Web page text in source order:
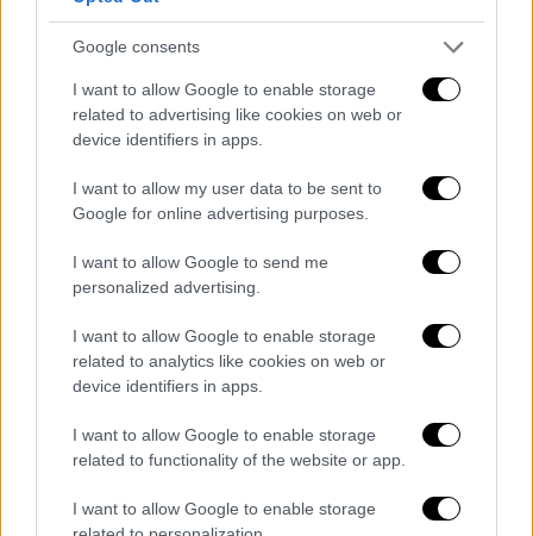
Google consents
I want to allow Google to enable storage
related to advertising like cookies on web or
device identifiers in apps.
I want to allow my user data to be sent to
Google for online advertising purposes.
I want to allow Google to send me
personalized advertising.
I want to allow Google to enable storage
related to analytics like cookies on web or
device identifiers in apps.
I want to allow Google to enable storage
related to functionality of the website or app.
I want to allow Google to enable storage
Μπιλμπάο η Άρσεναλ, σάρωσε το
Αϊντχόφεν η πρωτάρα Ουνιόν Σεν
Ζιλουάζ
Νίκες για Άρσεναλ και Ουνιόν